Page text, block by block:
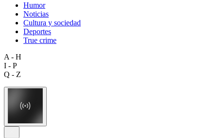
Humor
Noticias
Cultura y sociedad
Deportes
True crime
A - H
I - P
Q - Z